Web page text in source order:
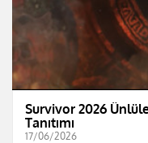
Survivor 2026
Tanıtımı
17/06/2026